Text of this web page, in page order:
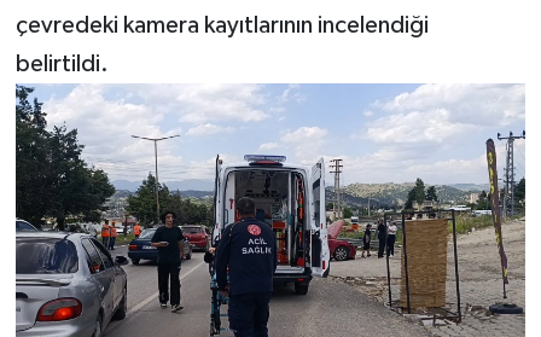
çevredeki kamera kayıtlarının incelendiği
belirtildi.